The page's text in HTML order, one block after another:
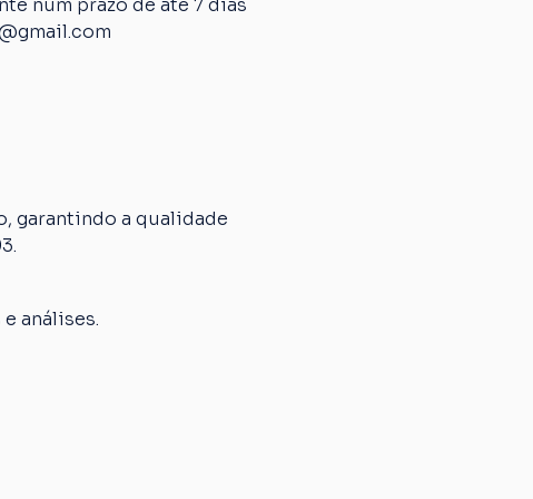
num prazo de até 7 dias
garantindo a qualidade
análises.